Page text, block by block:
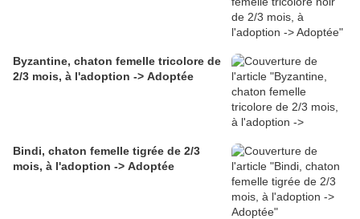
Byzantine, chaton femelle tricolore de
2/3 mois, à l'adoption -> Adoptée
Bindi, chaton femelle tigrée de 2/3
mois, à l'adoption -> Adoptée